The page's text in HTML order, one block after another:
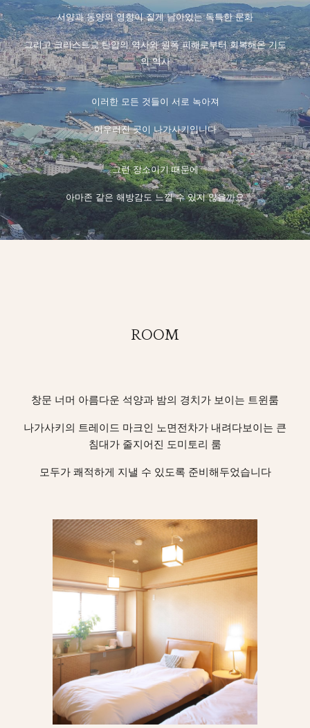
서양과 동양의 영향이 짙게 남아있는 독특한 문화
그리고 크리스트교 탄압의 역사와 원폭 피해로부터 회복해온 기도
의 역사
이러한 모든 것들이 서로 녹아져
어우러진 곳이 나가사키입니다
그런 장소이기 때문에
아마존 같은 해방감도 느낄 수 있지 않을까요
ROOM
창문 너머 아름다운 석양과 밤의 경치가 보이는 트윈룸
나가사키의 트레이드 마크인 노면전차가 내려다보이는 큰
침대가 줄지어진 도미토리 룸
모두가 쾌적하게 지낼 수 있도록 준비해두었습니다